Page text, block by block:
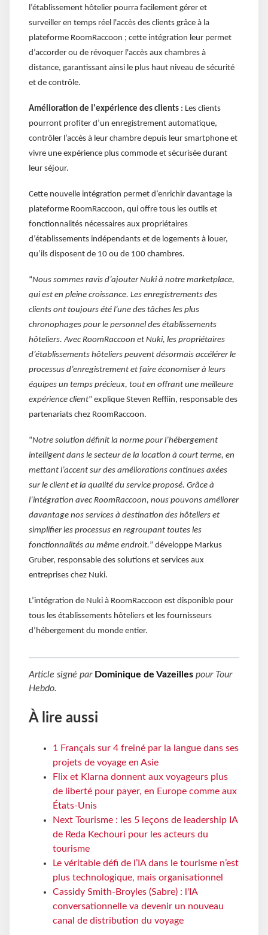
l’établissement hôtelier pourra facilement gérer et
surveiller en temps réel l'accès des clients grâce à la
plateforme RoomRaccoon ; cette intégration leur permet
d’accorder ou de révoquer l'accès aux chambres à
distance, garantissant ainsi le plus haut niveau de sécurité
et de contrôle.
Amélioration de l'expérience des clients : Les clients
pourront profiter d’un enregistrement automatique,
contrôler l’accès à leur chambre depuis leur smartphone et
vivre une expérience plus commode et sécurisée durant
leur séjour.
Cette nouvelle intégration permet d’enrichir davantage la
plateforme RoomRaccoon, qui offre tous les outils et
fonctionnalités nécessaires aux propriétaires
d’établissements indépendants et de logements à louer,
qu’ils disposent de 10 ou de 100 chambres.
“Nous sommes ravis d’ajouter Nuki à notre marketplace,
qui est en pleine croissance. Les enregistrements des
clients ont toujours été l’une des tâches les plus
chronophages pour le personnel des établissements
hôteliers. Avec RoomRaccoon et Nuki, les propriétaires
d’établissements hôteliers peuvent désormais accélérer le
processus d’enregistrement et faire économiser à leurs
équipes un temps précieux, tout en offrant une meilleure
expérience client” explique Steven Reffiin, responsable des
partenariats chez RoomRaccoon.
“Notre solution définit la norme pour l’hébergement
intelligent dans le secteur de la location à court terme, en
mettant l’accent sur des améliorations continues axées
sur le client et la qualité du service proposé. Grâce à
l’intégration avec RoomRaccoon, nous pouvons améliorer
davantage nos services à destination des hôteliers et
simplifier les processus en regroupant toutes les
fonctionnalités au même endroit.” développe Markus
Gruber, responsable des solutions et services aux
entreprises chez Nuki.
L’intégration de Nuki à RoomRaccoon est disponible pour
tous les établissements hôteliers et les fournisseurs
d’hébergement du monde entier.
Article signé par Dominique de Vazeilles pour Tour
Hebdo.
À lire aussi
1 Français sur 4 freiné par la langue dans ses
projets de voyage en Asie
Flix et Klarna donnent aux voyageurs plus
de liberté pour payer, en Europe comme aux
États-Unis
Next Tourisme : les 5 leçons de leadership IA
de Reda Kechouri pour les acteurs du
tourisme
Le véritable défi de l’IA dans le tourisme n’est
plus technologique, mais organisationnel
Cassidy Smith-Broyles (Sabre) : l'IA
conversationnelle va devenir un nouveau
canal de distribution du voyage